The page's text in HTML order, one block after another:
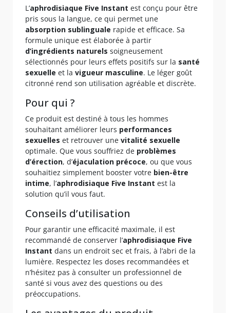
L’aphrodisiaque Five Instant est conçu pour être
pris sous la langue, ce qui permet une
absorption sublinguale rapide et efficace. Sa
formule unique est élaborée à partir
d’ingrédients naturels soigneusement
sélectionnés pour leurs effets positifs sur la santé
sexuelle et la vigueur masculine. Le léger goût
citronné rend son utilisation agréable et discrète.
Pour qui ?
Ce produit est destiné à tous les hommes
souhaitant améliorer leurs performances
sexuelles et retrouver une vitalité sexuelle
optimale. Que vous souffriez de problèmes
d’érection, d’éjaculation précoce, ou que vous
souhaitiez simplement booster votre bien-être
intime, l’aphrodisiaque Five Instant est la
solution qu’il vous faut.
Conseils d’utilisation
Pour garantir une efficacité maximale, il est
recommandé de conserver l’aphrodisiaque Five
Instant dans un endroit sec et frais, à l’abri de la
lumière. Respectez les doses recommandées et
n’hésitez pas à consulter un professionnel de
santé si vous avez des questions ou des
préoccupations.